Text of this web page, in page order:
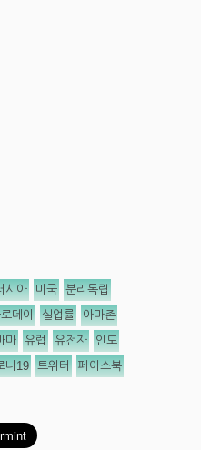
시아 미국 분리독립
데이 실업률 아마존
마 유럽 유전자 인도
나19 트위터 페이스북